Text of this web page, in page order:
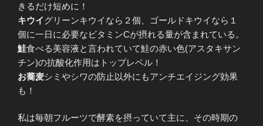
きるだけ短めに！
キウイグリーンキウイなら２個、ゴールドキウイなら１
個に一日に必要なビタミンCが摂れる量が含まれている。
鮭食べる美容液と言われていて鮭の赤い色(アスタキサン
チン)の抗酸化作用はトップレベル！
お蕎麦シミやシワの防止以外にもアンチエイジング効果
も！
私は毎朝フルーツで酵素を摂っていて主に、その時期の